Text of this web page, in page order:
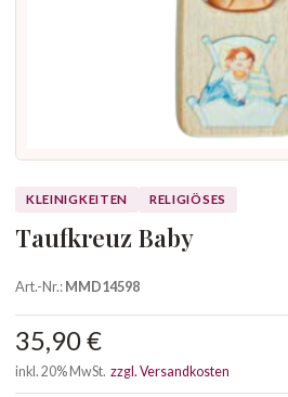
KLEINIGKEITEN RELIGIÖSES
Taufkreuz Baby
Art.-Nr.:MMD14598
35,90 €
inkl. 20% MwSt. zzgl. Versandkosten